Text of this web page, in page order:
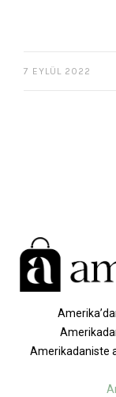
7 EYLÜL 2022
Amerikadaniste